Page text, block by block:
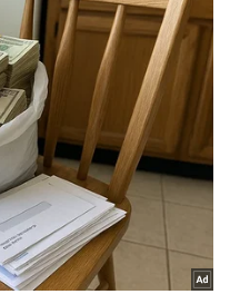
Quân sự - Quốc phòng
Vũ khí
Việt Nam